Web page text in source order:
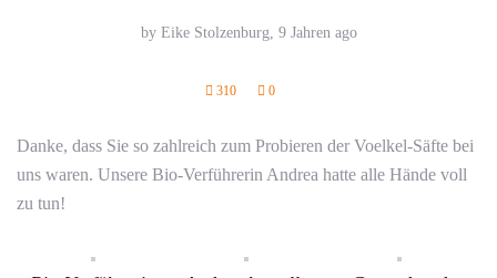
by Eike Stolzenburg, 9 Jahren ago
310 0
Danke, dass Sie so zahlreich zum Probieren der Voelkel-Säfte bei
uns waren. Unsere Bio-Verführerin Andrea hatte alle Hände voll
zu tun!